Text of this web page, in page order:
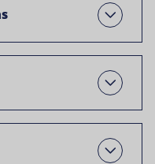
Abre
Open
Open